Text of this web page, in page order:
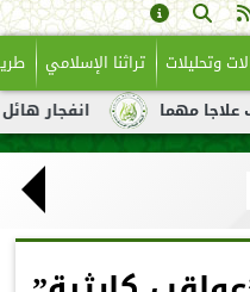
وتحليلات تراثنا الإسلامي
انفجار هائل لناقلة نفط